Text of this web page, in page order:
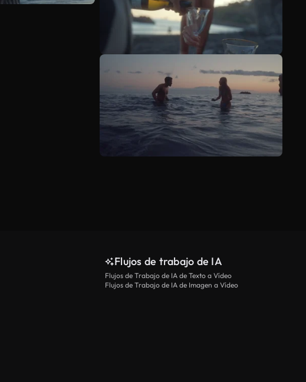
Flujos de trabajo de IA
Flujos de Trabajo de IA de Texto a Vídeo
Flujos de Trabajo de IA de Imagen a Vídeo